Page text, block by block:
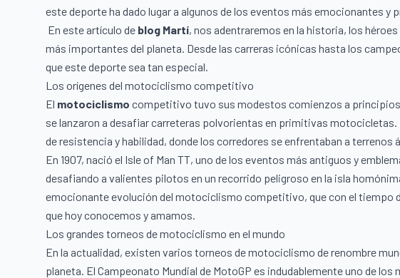
este deporte ha dado lugar a algunos de los eventos más emocionantes y
En este artículo de blog Martí, nos adentraremos en la historia, los
más importantes del planeta. Desde las carreras icónicas hasta los
que este deporte sea tan especial.
Los orígenes del motociclismo competitivo
El motociclismo competitivo tuvo sus modestos comienzos a
se lanzaron a desafiar carreteras polvorientas en primitivas
de resistencia y habilidad, donde los corredores se enfrentaban a terrenos
En 1907, nació el Isle of Man TT, uno de los eventos más antiguos y
desafiando a valientes pilotos en un recorrido peligroso en la isla
emocionante evolución del motociclismo competitivo, que con el tiempo
que hoy conocemos y amamos.
Los grandes torneos de motociclismo en el mundo
En la actualidad, existen varios torneos de motociclismo de renombre
planeta. El Campeonato Mundial de MotoGP es indudablemente uno de los